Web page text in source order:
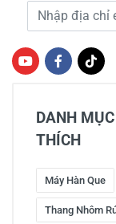
Địa chỉ e-mail
DANH
THÍCH
Máy Hàn Que
Thang Nhôm